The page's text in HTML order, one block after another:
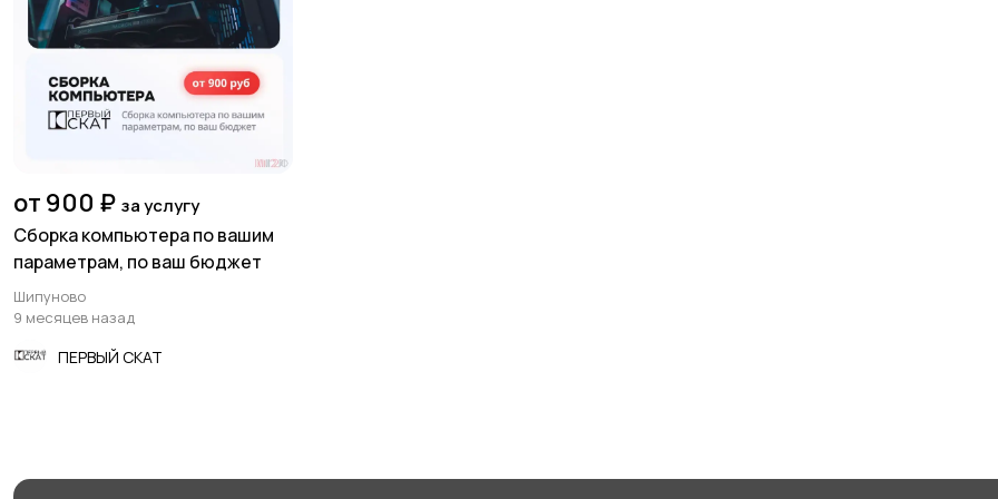
от 900 ₽ за услугу
Сборка компьютера по вашим
параметрам, по ваш бюджет
Шипуново
9 месяцев назад
ПЕРВЫЙ СКАТ